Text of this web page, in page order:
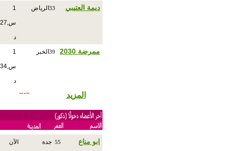
ديمة العتيبي 33 الرياض 1
س,27
د
ممرضة 2030 39 الخبر 1
س,34
د
المزيد
ابو مناع 55 جدة الآن